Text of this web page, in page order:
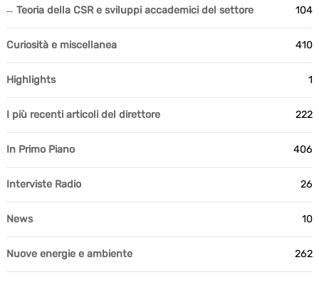
Teoria della CSR e sviluppi accademici del settore 104
Curiosità e miscellanea 410
Highlights 1
I più recenti articoli del direttore 222
In Primo Piano 406
Interviste Radio 26
News 10
Nuove energie e ambiente 262